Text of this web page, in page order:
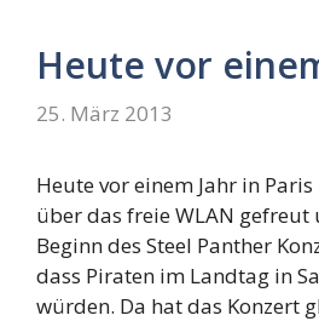
Heute vor
25. März 2013
Heute vor einem Jahr in
über das freie WLAN gefreut
Beginn des Steel Panther
dass Piraten im Landtag in
würden. Da hat das Konzert